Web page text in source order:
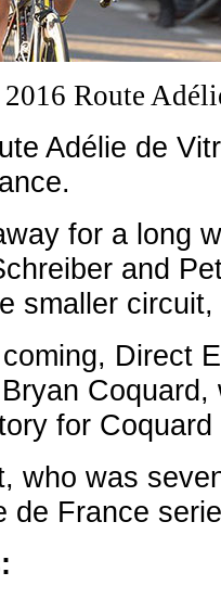
Route
Adélie de
for a long
and
smaller
Direct
for
who was
de France